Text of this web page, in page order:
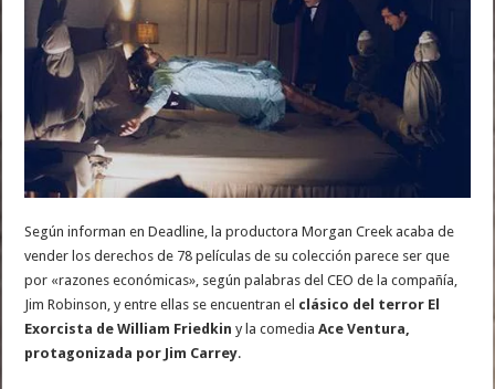
Según informan en Deadline, la productora Morgan Creek acaba de
vender los derechos de 78 películas de su colección parece ser que
por «razones económicas», según palabras del CEO de la compañía,
Jim Robinson, y entre ellas se encuentran el clásico del terror El
Exorcista de William Friedkin y la comediaAce Ventura,
protagonizada por Jim Carrey.